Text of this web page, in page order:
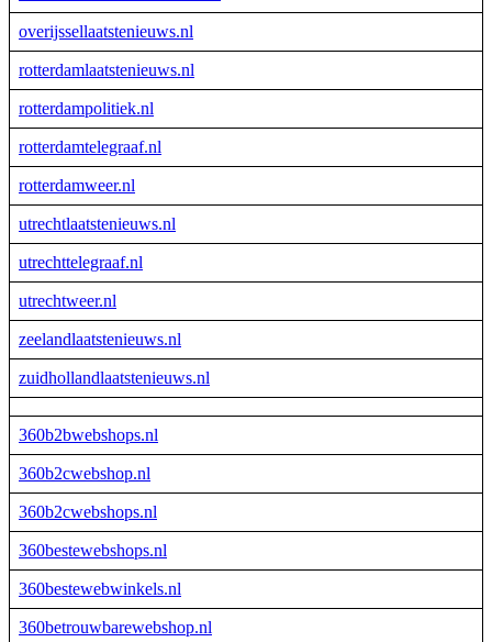
overijssellaatstenieuws.nl
rotterdamlaatstenieuws.nl
rotterdampolitiek.nl
rotterdamtelegraaf.nl
rotterdamweer.nl
utrechtlaatstenieuws.nl
utrechttelegraaf.nl
utrechtweer.nl
zeelandlaatstenieuws.nl
zuidhollandlaatstenieuws.nl
360b2bwebshops.nl
360b2cwebshop.nl
360b2cwebshops.nl
360bestewebshops.nl
360bestewebwinkels.nl
360betrouwbarewebshop.nl